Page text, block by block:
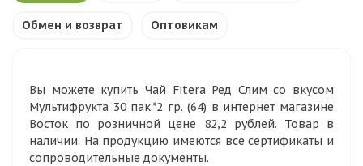
Обмен и возврат Оптовикам
Вы можете купить Чай Fitera Ред Слим со вкусом
Мультифрукта 30 пак.*2 гр. (64) в интернет магазине
Восток по розничной цене 82,2 рублей. Товар в
наличии. На продукцию имеются все сертификаты и
сопроводительные документы.